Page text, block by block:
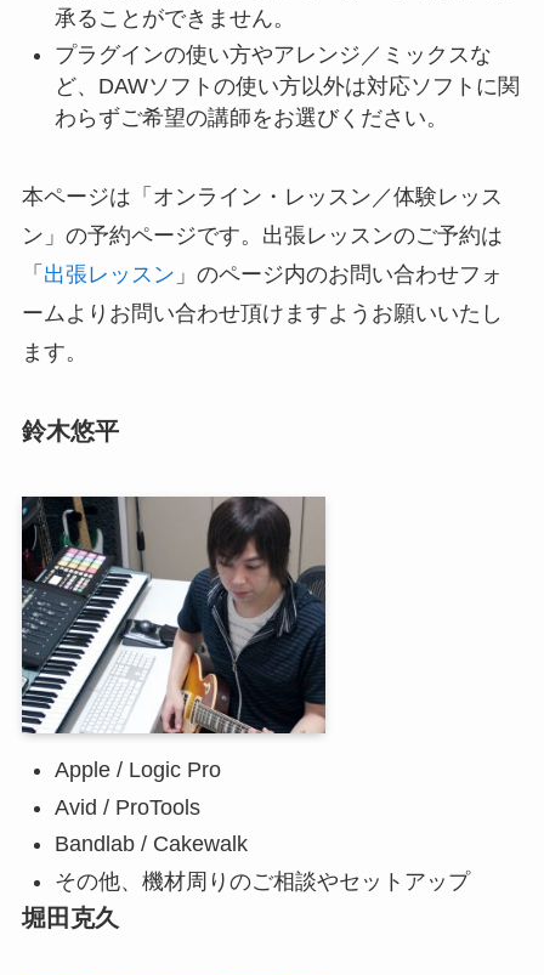
承ることができません。
プラグインの使い方やアレンジ／ミックスな
ど、DAWソフトの使い方以外は対応ソフトに関
わらずご希望の講師をお選びください。
本ページは「オンライン・レッスン／体験レッス
ン」の予約ページです。出張レッスンのご予約は
「 出張レッスン 」のページ内のお問い合わせフォ
ームよりお問い合わせ頂けますようお願いいたし
ます。
鈴木悠平
Apple / Logic Pro
Avid / ProTools
Bandlab / Cakewalk
その他、機材周りのご相談やセットアップ
堀田克久